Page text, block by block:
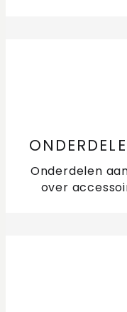
Onderdelen
over